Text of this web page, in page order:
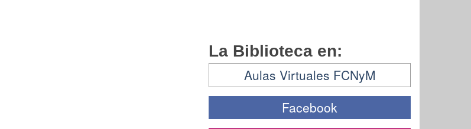
La Biblioteca en:
Aulas Virtuales FCNyM
Facebook